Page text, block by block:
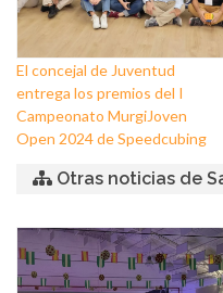
El concejal de Juventud
entrega los premios del I
Campeonato MurgiJoven
Open 2024 de Speedcubing
Otras noticias de